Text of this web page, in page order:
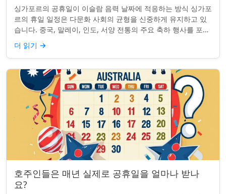
싱가포르의 공휴일이 이슬람 음력 날짜에 적응하는 방식 싱가포
르의 휴일 일정은 다문화 사회의 균형을 신중하게 유지하고 있
습니다. 중국, 말레이, 인도, 서양 전통의 주요 축하 행사를 포함
하여, 나라의 다양성을 반영합니...
더 읽기 →
호주인들은 매년 실제로 공휴일을 얼마나 받나
요?